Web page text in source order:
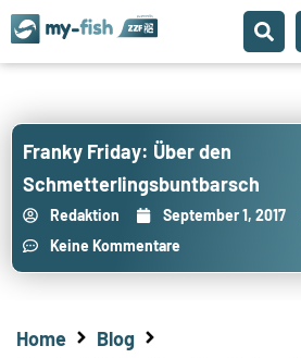
Franky Friday: Über den
Schmetterlingsbuntbarsch
Redaktion September 1, 2017
Keine Kommentare
Home
Blog